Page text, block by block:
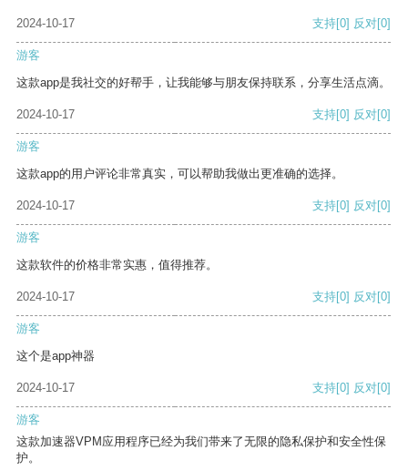
2024-10-17 支持[0] 反对[0]
游客
这款app是我社交的好帮手，让我能够与朋友保持联系，分享生活点滴。
2024-10-17 支持[0] 反对[0]
游客
这款app的用户评论非常真实，可以帮助我做出更准确的选择。
2024-10-17 支持[0] 反对[0]
游客
这款软件的价格非常实惠，值得推荐。
2024-10-17 支持[0] 反对[0]
游客
这个是app神器
2024-10-17 支持[0] 反对[0]
游客
这款加速器VPM应用程序已经为我们带来了无限的隐私保护和安全性保
护。